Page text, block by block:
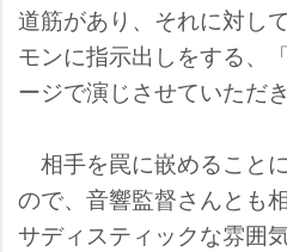
道筋があり、それに対し
モンに指示出しをする、
ージで演じさせていただき
相手を罠に嵌めること
ので、音響監督さんとも
サディスティックな雰囲